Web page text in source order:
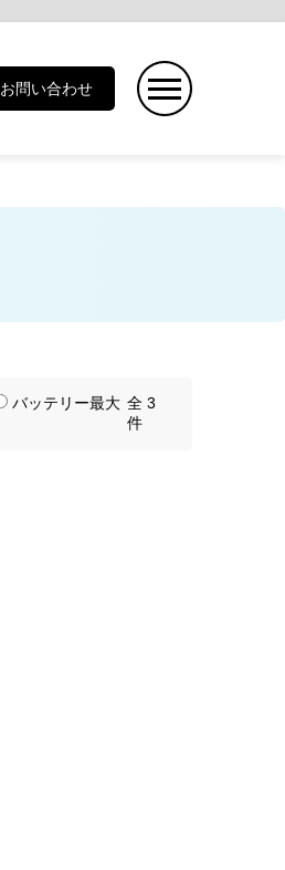
お問い合わせ
バッテリー最大 全 3
件